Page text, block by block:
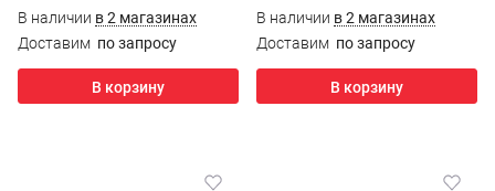
В наличии в 2 магазинах
Доставим по запросу
В корзину
В наличии в 2 магазинах
Доставим по запросу
В корзину